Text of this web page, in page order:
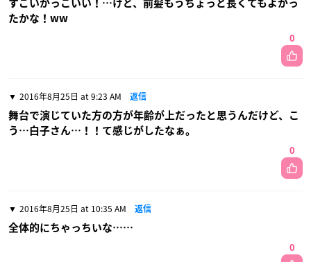
すごいかっこいい！…けど、前髪もうちょっと長くてもよかっ
たかな！ww
0
2016年8月25日 at 9:23 AM 返信
舞台で演じていた方の方が年齢が上だったと思うんだけど、こ
う…白子さん…！！て感じがしたなぁ。
0
2016年8月25日 at 10:35 AM 返信
全体的にちゃっちいな……
0